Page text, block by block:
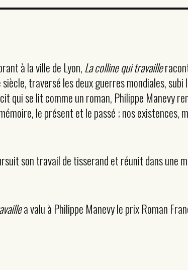
à la ville de Lyon, La colline qui travaille
traversé les deux guerres mondiales,
qui se lit comme un roman, Philippe Manevy
le présent et le passé ; nos existences,
son travail de tisserand et réunit dans une
a valu à Philippe Manevy le prix Roman